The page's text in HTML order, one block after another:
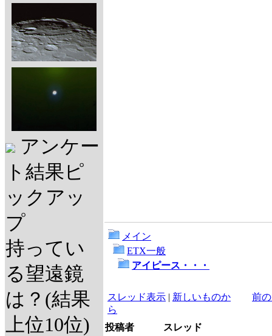
アンケー
ト結果ピ
ックアッ
プ
持ってい
る望遠鏡
は？(結果
上位10位)
メイン
ETX一般
アイピース・・・
スレッド表示 | 新しいものか
ら
前
投稿者
スレッド